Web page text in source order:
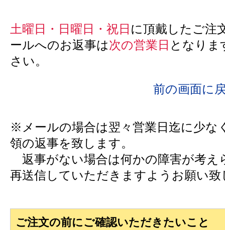
土曜日・日曜日・祝日 に頂戴したご注
ールへのお返事は次の営業日 となりま
さい。
前の画面に
※メールの場合は翌々営業日迄に少な
領の返事を致します。
返事がない場合は何かの障害が考え
再送信していただきますようお願い致
ご注文の前にご確認いただきたいこと